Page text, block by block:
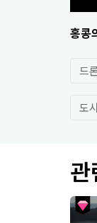
홍콩
드
도시
관